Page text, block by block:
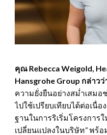
คุณ Rebecca Weigold,
Hansgrohe Group กล่าวว่
ความยั่งยืนอย่างสม่ำเสมอ
ไปใช้เปรียบเทียบได้ต่อเนื่อ
ฐานในการริเริ่มโครงการ
เปลี่ยนแปลงในบริษัท” พร้